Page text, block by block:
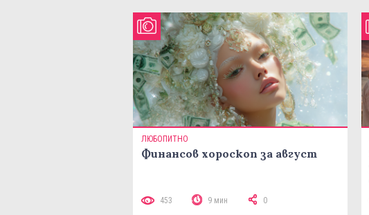
ЛЮБОПИТНО
Финансов хороскоп за август
453 9 мин 0